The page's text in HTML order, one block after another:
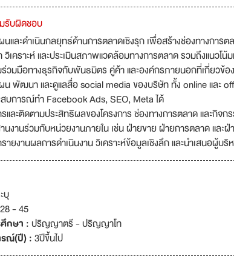
รับผิดชอบ
นและดำเนินกลยุทธ์ด้านการตลาดเชิงรุก เพื่อสร้างช่องทางการ
วิเคราะห์ และประเมินสภาพแวดล้อมทางการตลาด รวมถึงแนวโ
วมมือทางธุรกิจกับพันธมิตร คู่ค้า และองค์กรภายนอกที่เกี่ยวข้
น พัฒนา และดูแลสื่อ social media ของบริษัท ทั้ง online และ
บการณ์ทำ Facebook Ads, SEO, Meta ได้
และติดตามประสิทธิผลของโครงการ ช่องทางการตลาด และกิจ
นงานร่วมกับหน่วยงานภายใน เช่น ฝ่ายขาย ฝ่ายการตลาด และ
ายงานผลการดำเนินงาน วิเคราะห์ข้อมูลเชิงลึก และนำเสนอผู้บริ
บุ
28 - 45
กษา :ปริญญาตรี - ปริญญาโท
ณ์(ปี) :3ปีขึ้นไป